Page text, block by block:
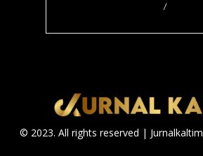
/
© 2023. All rights reserved | Jurnalkaltim